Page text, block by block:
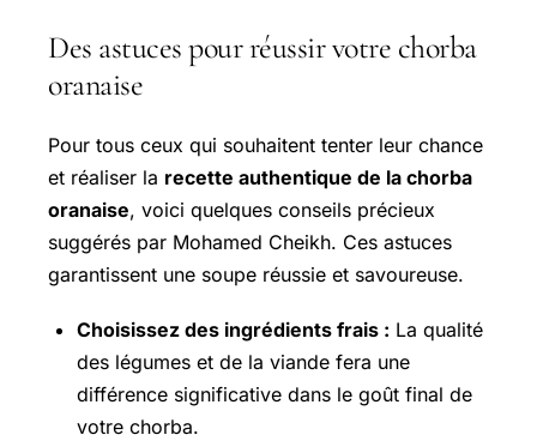
Des astuces pour réussir votre chorba
oranaise
Pour tous ceux qui souhaitent tenter leur chance
et réaliser la recette authentique de la chorba
oranaise, voici quelques conseils précieux
suggérés par Mohamed Cheikh. Ces astuces
garantissent une soupe réussie et savoureuse.
Choisissez des ingrédients frais : La qualité
des légumes et de la viande fera une
différence significative dans le goût final de
votre chorba.